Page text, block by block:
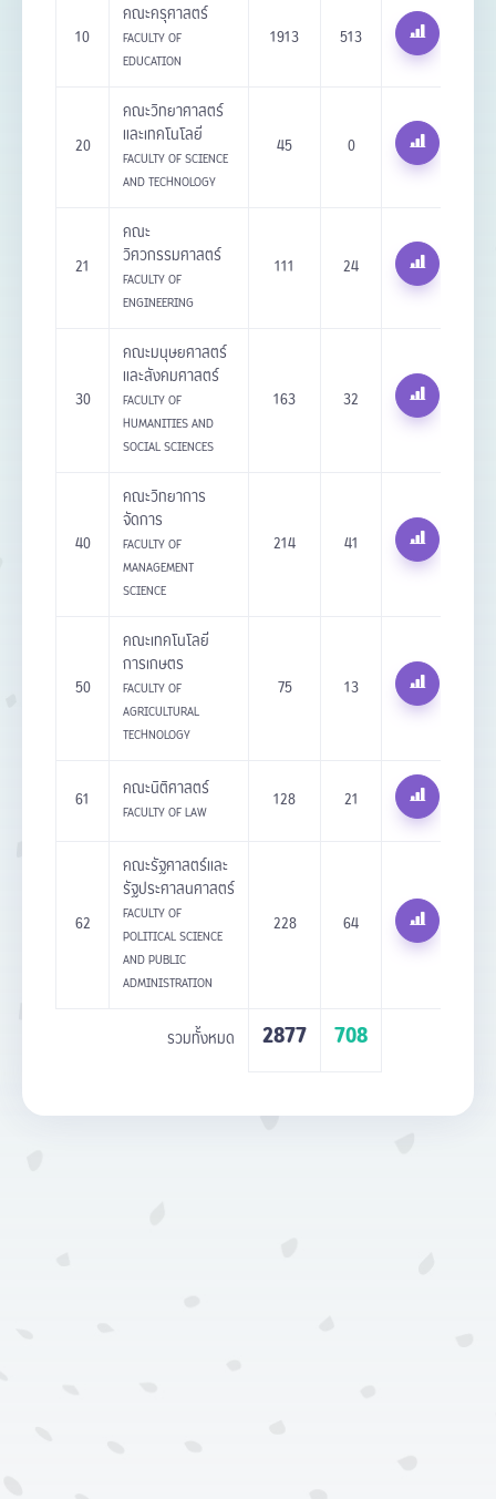
10
คณะครุศาสตร์
FACULTY OF
EDUCATION
1913 513
20
คณะวิทยาศาสตร์
และเทคโนโลยี
FACULTY OF SCIENCE
AND TECHNOLOGY
45 0
21
คณะ
วิศวกรรมศาสตร์
FACULTY OF
ENGINEERING
111 24
30
คณะมนุษยศาสตร์
และสังคมศาสตร์
FACULTY OF
HUMANITIES AND
SOCIAL SCIENCES
163 32
40
คณะวิทยาการ
จัดการ
FACULTY OF
MANAGEMENT
SCIENCE
214 41
50
คณะเทคโนโลยี
การเกษตร
FACULTY OF
AGRICULTURAL
TECHNOLOGY
75 13
61 คณะนิติศาสตร์
FACULTY OF LAW 128 21
62
คณะรัฐศาสตร์และ
รัฐประศาสนศาสตร์
FACULTY OF
POLITICAL SCIENCE
AND PUBLIC
ADMINISTRATION
228 64
รวมทั้งหมด 2877 708